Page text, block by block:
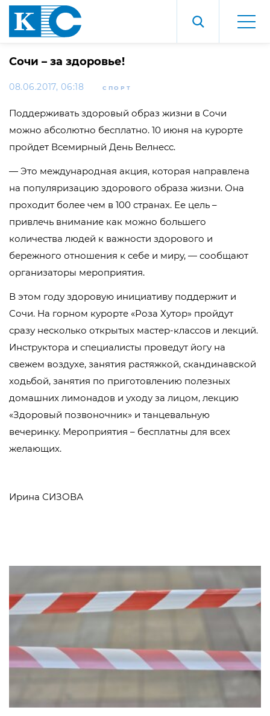
Сочи – за здоровье!
08.06.2017, 06:18 СПОРТ
Поддерживать здоровый образ жизни в Сочи
можно абсолютно бесплатно. 10 июня на курорте
пройдет Всемирный День Велнесс.
— Это международная акция, которая направлена
на популяризацию здорового образа жизни. Она
проходит более чем в 100 странах. Ее цель –
привлечь внимание как можно большего
количества людей к важности здорового и
бережного отношения к себе и миру, — сообщают
организаторы мероприятия.
В этом году здоровую инициативу поддержит и
Сочи. На горном курорте «Роза Хутор» пройдут
сразу несколько открытых мастер-классов и лекций.
Инструктора и специалисты проведут йогу на
свежем воздухе, занятия растяжкой, скандинавской
ходьбой, занятия по приготовлению полезных
домашних лимонадов и уходу за лицом, лекцию
«Здоровый позвоночник» и танцевальную
вечеринку. Мероприятия – бесплатны для всех
желающих.
Ирина СИЗОВА